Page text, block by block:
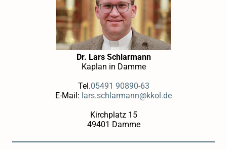
Dr. Lars Schlarmann
Kaplan in Damme
Tel.05491 90890-63
E-Mail: lars.schlarmann@kkol.de
Kirchplatz 15
49401 Damme